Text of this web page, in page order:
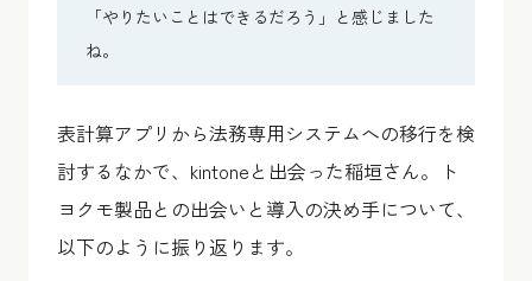
「やりたいことはできるだろう」と感じました
ね。
表計算アプリから法務専用システムへの移行を検
討するなかで、kintoneと出会った稲垣さん。ト
ヨクモ製品との出会いと導入の決め手について、
以下のように振り返ります。